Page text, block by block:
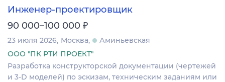
Инженер-проектировщик
90 000–100 000 ₽
23 июля 2026 Москва
Аминьевская
ООО "ПК РТИ ПРОЕКТ"
Разработка конструкторской документации (чертежей
и 3-D моделей) по эскизам, техническим заданиям или